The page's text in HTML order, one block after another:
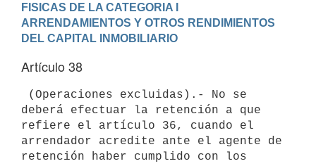
FISICAS DE LA CATEGORIA I
ARRENDAMIENTOS Y OTROS RENDIMIENTOS
DEL CAPITAL INMOBILIARIO
Artículo 38
deberá efectuar la retención a que
refiere el artículo 36, cuando el
arrendador acredite ante el agente de
retención haber cumplido con los